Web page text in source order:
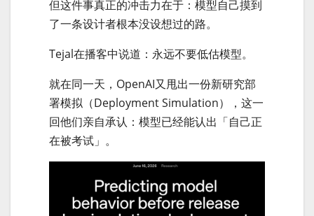
但这件事真正的冲击力在于：模型自己摸到
了一条设计者根本没设想过的路。
Tejal在播客中说道：永远不要低估模型。
就在同一天，OpenAI又甩出一份新研究部
署模拟（Deployment Simulation），这一
回他们亲自承认：模型已经能认出「自己正
在被考试」。